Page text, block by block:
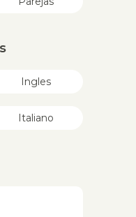
Ingles
Italiano